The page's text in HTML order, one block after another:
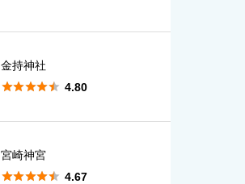
金持神社
 4.80
宮崎神宮
 4.67